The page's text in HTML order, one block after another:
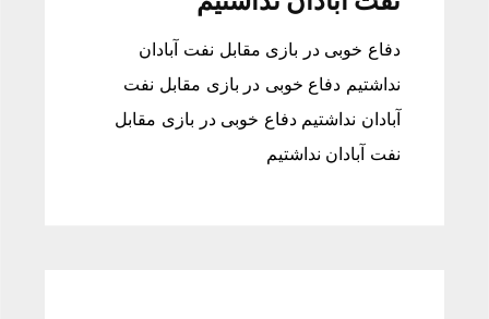
دفاع خوبی در بازی مقابل نفت آبادان
نداشتیم دفاع خوبی در بازی مقابل نفت
آبادان نداشتیم دفاع خوبی در بازی مقابل
نفت آبادان نداشتیم